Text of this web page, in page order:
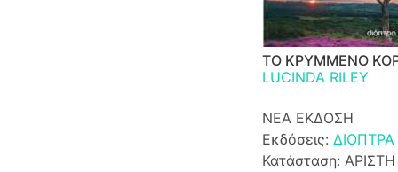
ΤΟ ΚΡΥΜΜΕΝΟ
LUCINDA RILEY
ΝΕΑ ΕΚΔΟΣΗ
Εκδόσεις: ΔΙΟΠΤΡΑ
Κατάσταση: ΑΡΙΣΤΗ